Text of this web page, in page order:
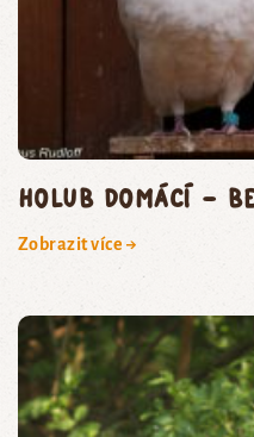
holub domácí –
Zobrazit více →